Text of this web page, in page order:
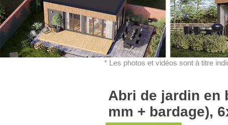
* Les photos et vidéos sont à titre
Abri de jardin en
mm + bardage),